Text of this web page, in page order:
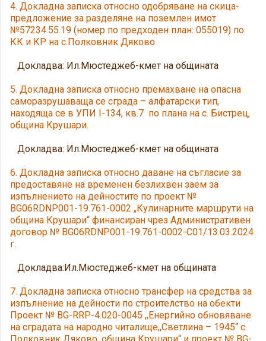
4. Докладна записка относно одобряване на скица-
предложение за разделяне на поземлен имот
№57234.55.19 (номер по предходен план: 055019) по
КК и КР на с.Полковник Дяково
Докладва: Ил.Мюстеджеб-кмет на общината
5. Докладна записка относно премахване на опасна
саморазрушаваща се сграда – алфатарски тип,
находяща се в УПИ I-134, кв.7 по плана на с. Бистрец,
община Крушари.
Докладва: Ил.Мюстеджеб-кмет на общината
6. Докладна записка относно даване на съгласие за
предоставяне на временен безлихвен заем за
изпълнението на дейностите по проект №
BG06RDNP001-19.761-0002 „Кулинарните маршрути на
община Крушари“ финансиран чрез Административен
договор № BG06RDNP001-19.761-0002-C01/13.03.2024
г.
Докладва:Ил.Мюстеджеб-кмет на общината
7. Докладна записка относно трансфер на средства за
изпълнение на дейности по строителство на обекти
Проект № BG-RRP-4.020-0045 ,,Енергийно обновяване
на сградата на народно читалище,,Светлина – 1945“ с.